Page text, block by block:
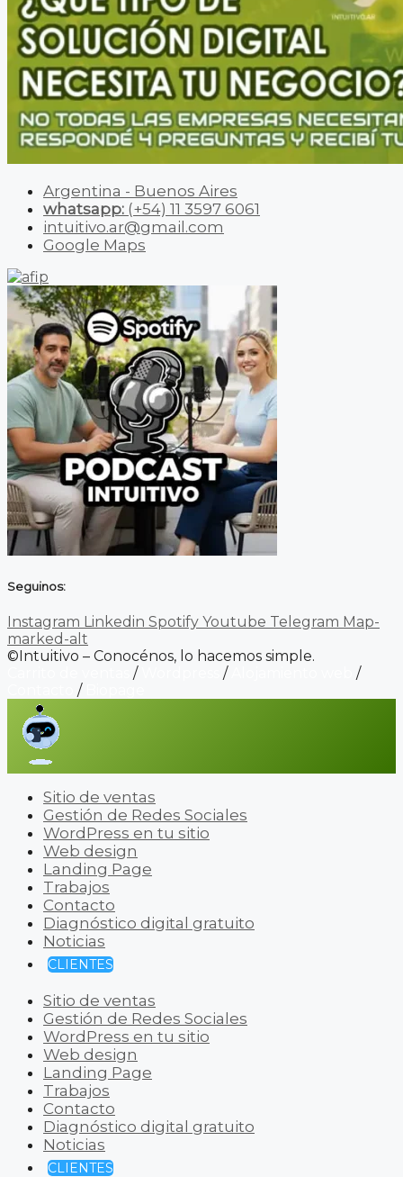
Argentina - Buenos Aires
whatsapp: (+54) 11 3597 6061
intuitivo.ar@gmail.com
Google Maps
Seguinos:
Instagram Linkedin Spotify Youtube Telegram Map-
marked-alt
©Intuitivo – Conocénos, lo hacemos simple.
/ /
/
/
Sitio de ventas
Gestión de Redes Sociales
WordPress en tu sitio
Web design
Landing Page
Trabajos
Contacto
Diagnóstico digital gratuito
Noticias
CLIENTES
Sitio de ventas
Gestión de Redes Sociales
WordPress en tu sitio
Web design
Landing Page
Trabajos
Contacto
Diagnóstico digital gratuito
Noticias
CLIENTES